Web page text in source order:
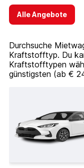
Alle Angebote
Durchsuche
Kraftstofftyp. Du
Kraftstofftypen
günstigsten (ab €